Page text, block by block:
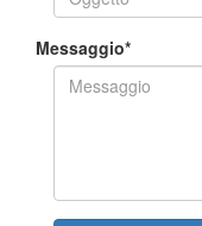
Messaggio*